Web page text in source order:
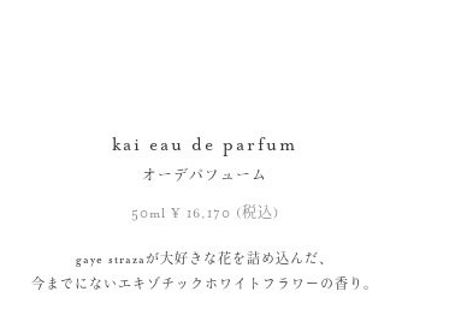
kai eau de parfum
オーデパフューム
50ml ¥ 16,170 (税込)
gaye strazaが大好きな花を詰め込んだ、
今までにないエキゾチックホワイトフラワーの香り。